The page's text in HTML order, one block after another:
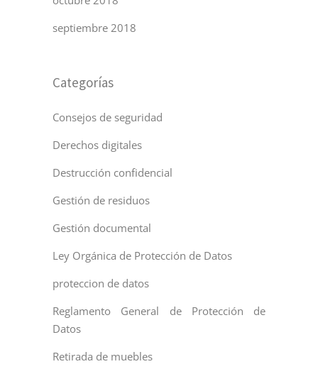
septiembre 2018
Categorías
Consejos de seguridad
Derechos digitales
Destrucción confidencial
Gestión de residuos
Gestión documental
Ley Orgánica de Protección de Datos
proteccion de datos
Reglamento General de Protección de
Datos
Retirada de muebles